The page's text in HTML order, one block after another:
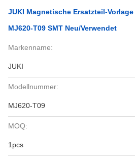
JUKI Magnetische Ersatzteil-
MJ620-T09 SMT Neu/verwendet
Markenname:
JUKI
Modellnummer:
MJ620-T09
MOQ:
1pcs